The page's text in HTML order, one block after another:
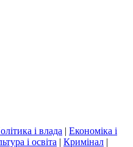
і влада | Економіка і
і освіта | Кримінал |